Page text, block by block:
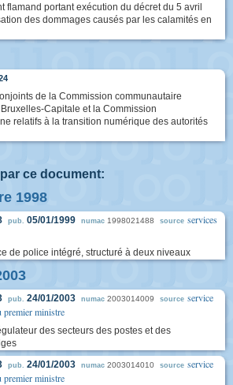
flamand portant exécution du décret du 5 avril
des dommages causés par les calamités en
de la Commission communautaire
Capitale et la Commission
relatifs à la transition numérique des autorités
ce document:
1998
pub. 05/01/1999 numac 1998021488 source services
de police intégré, structuré à deux niveaux
pub. 24/01/2003 numac 2003014009 source service
premier ministre
des secteurs des postes et des
pub. 24/01/2003 numac 2003014010 source service
premier ministre